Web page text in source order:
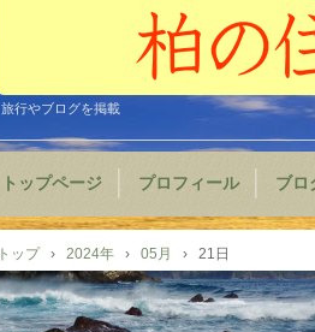
旅行やブログを掲載
トップページ プロフィール ブロ
トップ › 2024年 › 05月 › 21日